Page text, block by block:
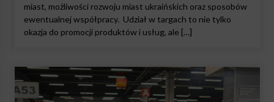
miast, możliwości rozwoju miast ukraińskich oraz sposobów
ewentualnej współpracy. Udział w targach to nie tylko
okazja do promocji produktów i usług, ale […]